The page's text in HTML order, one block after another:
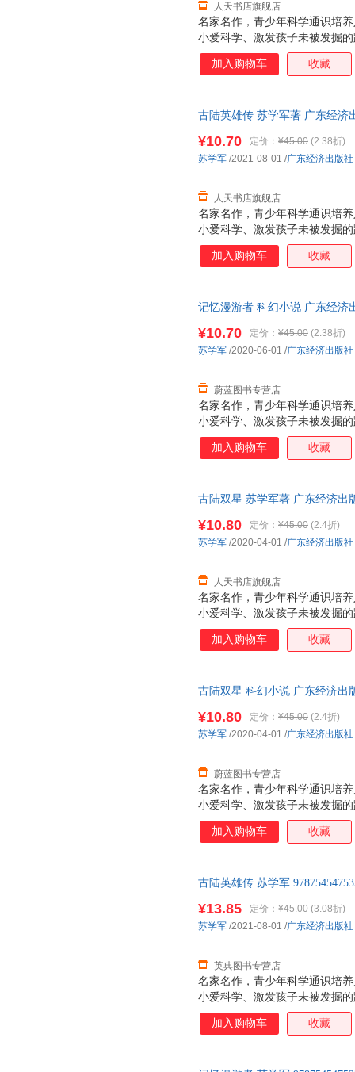
名家名作，青少年科学通识培
小爱科学、激发孩子未被发掘
的有机结合，让孩子深入感受
科学精神青少年求知的方向 激
咖，知名科幻画家、《科幻世
向青少年传递有科技含量的具
紧贴国家战略发展方向及教育
人天书店旗舰店
加入购物车 收藏
古陆英雄传 苏学军著 广东经济
名家名作，青少年科学通识培
小爱科学、激发孩子未被发掘
的有机结合，让孩子深入感受
科学精神青少年求知的方向 激
咖，知名科幻画家、《科幻世
向青少年传递有科技含量的具
紧贴国家战略发展方向及教育
¥10.70 定价： ¥45.00 (2.38折)
人天书店旗舰店
苏学军 /2021-08-01 /广东经济出版社
加入购物车 收藏
记忆漫游者 科幻小说 广东经济
名家名作，青少年科学通识培
小爱科学、激发孩子未被发掘
的有机结合，让孩子深入感受
科学精神青少年求知的方向 激
咖，知名科幻画家、《科幻世
向青少年传递有科技含量的具
紧贴国家战略发展方向及教育
¥10.70 定价： ¥45.00 (2.38折)
蔚蓝图书专营店
苏学军 /2020-06-01 /广东经济出版社
加入购物车 收藏
古陆双星 苏学军著 广东经济出
名家名作，青少年科学通识培
小爱科学、激发孩子未被发掘
的有机结合，让孩子深入感受
科学精神青少年求知的方向 激
咖，知名科幻画家、《科幻世
向青少年传递有科技含量的具
紧贴国家战略发展方向及教育
¥10.80 定价： ¥45.00 (2.4折)
人天书店旗舰店
苏学军 /2020-04-01 /广东经济出版社
加入购物车 收藏
古陆双星 科幻小说 广东经济出
名家名作，青少年科学通识培
小爱科学、激发孩子未被发掘
的有机结合，让孩子深入感受
科学精神青少年求知的方向 激
咖，知名科幻画家、《科幻世
向青少年传递有科技含量的具
紧贴国家战略发展方向及教育
¥10.80 定价： ¥45.00 (2.4折)
蔚蓝图书专营店
苏学军 /2020-04-01 /广东经济出版社
加入购物车 收藏
古陆英雄传 苏学军
名家名作，青少年科学通识培
小爱科学、激发孩子未被发掘
的有机结合，让孩子深入感受
科学精神青少年求知的方向 激
¥13.85 定价： ¥45.00 (3.08折)
英典图书专营店
苏学军 /2021-08-01 /广东经济出版社
加入购物车 收藏